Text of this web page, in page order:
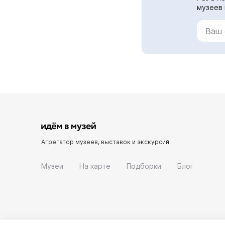
музеев
Агрегатор музеев, выставок и экскурсий
Музеи На карте Подборки Блог